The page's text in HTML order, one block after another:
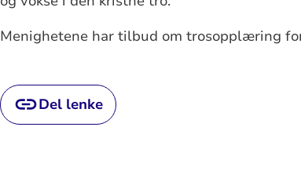
Menighetene har tilbud om trosopplæring
Del lenke